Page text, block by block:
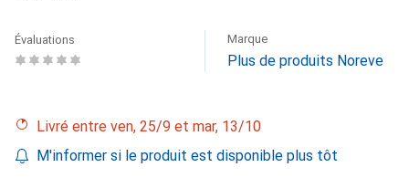
Évaluations Marque
Plus de produits Noreve
Livré entre ven, 25/9 et mar, 13/10
M'informer si le produit est disponible plus tôt